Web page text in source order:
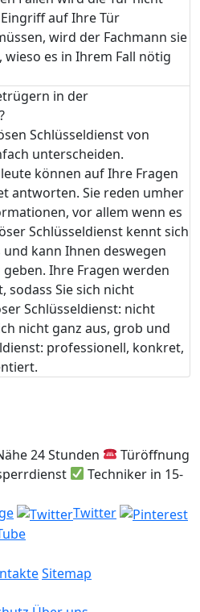
auf Ihre Tür
wird der Fachmann sie
es in Ihrem Fall nötig
in der
Schlüsseldienst von
unterscheiden.
können auf Ihre Fragen
antworten. Sie reden umher
vor allem wenn es
Schlüsseldienst kennt sich
kann Ihnen deswegen
Ihre Fragen werden
Sie sich nicht
Schlüsseldienst: nicht
nicht ganz aus, grob und
professionell, konkret,
24 Stunden
Türöffnung
Techniker in 15-
Twitter
Sitemap